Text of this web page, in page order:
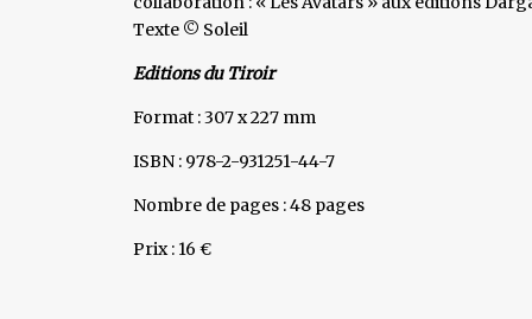
Texte © Soleil
Editions du Tiroir
Format : 307 x 227 mm
ISBN : 978-2-931251-44-7
Nombre de pages : 48 pages
Prix : 16 €